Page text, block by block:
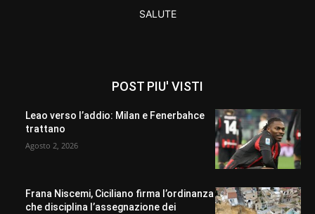
SALUTE
POST PIU' VISTI
Leao verso l’addio: Milan e Fenerbahce
trattano
Agosto 2, 2026
Frana Niscemi, Ciciliano firma l’ordinanza
che disciplina l’assegnazione dei